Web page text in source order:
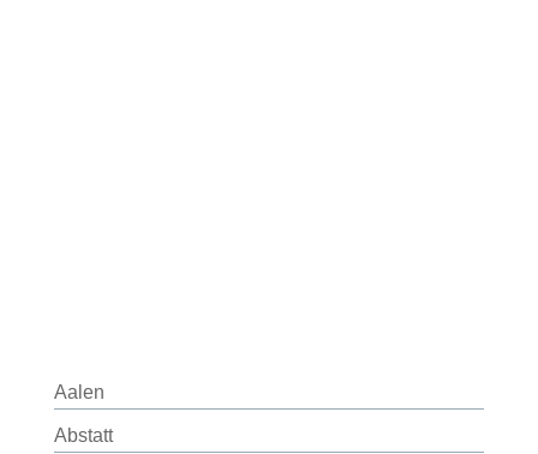
Aalen
Abstatt